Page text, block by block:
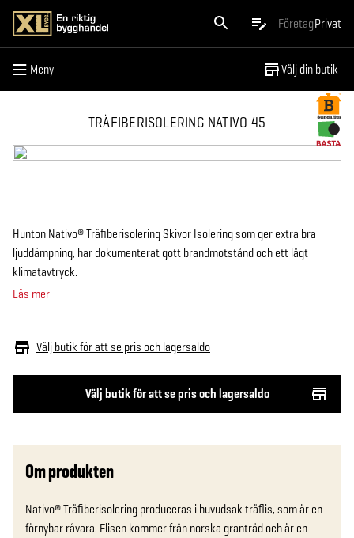
FöretagPrivat
Meny Välj din butik
Meny
TRÄFIBERISOLERING NATIVO 45
Välj butik för att se pris och lagersaldo
Välj butik för att se pris och lagersaldo
Hunton Nativo® Träfiberisolering Skivor Isolering som ger extra bra
ljuddämpning, har dokumenterat gott brandmotstånd och ett lågt
klimatavtryck.
Läs mer
Om produkten
Nativo® Träfiberisolering produceras i huvudsak träflis, som är en
förnybar råvara. Flisen kommer från norska granträd och är en